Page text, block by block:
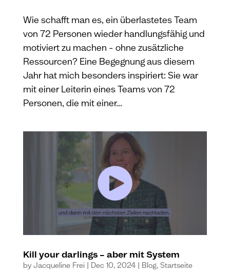
Wie schafft man es, ein überlastetes Team
von 72 Personen wieder handlungsfähig und
motiviert zu machen – ohne zusätzliche
Ressourcen? Eine Begegnung aus diesem
Jahr hat mich besonders inspiriert: Sie war
mit einer Leiterin eines Teams von 72
Personen, die mit einer...
Kill your darlings – aber mit System
by Jacqueline Frei | Dec 10, 2024| Blog, Startseite